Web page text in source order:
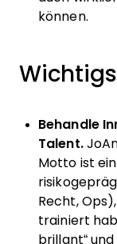
können.
Behandle
Talent.
Motto ist
Recht,
trainiert
brillant“